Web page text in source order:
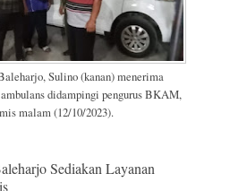
Sulino (kanan) menerima
didampingi pengurus BKAM,
malam (12/10/2023).
Sediakan Layanan